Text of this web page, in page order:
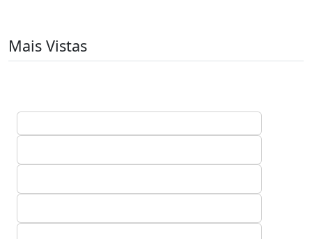
Mais Vistas